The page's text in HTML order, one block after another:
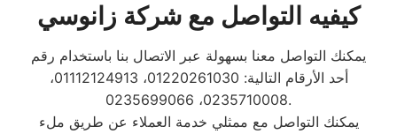
كيفيه التواصل مع شركة زانوسي
يمكنك التواصل معنا بسهولة عبر الاتصال بنا باستخدام رقم
أحد الأرقام التالية: 01220261030، 01112124913،
0235710008، 0235699066.
يمكنك التواصل مع ممثلي خدمة العملاء عن طريق ملء